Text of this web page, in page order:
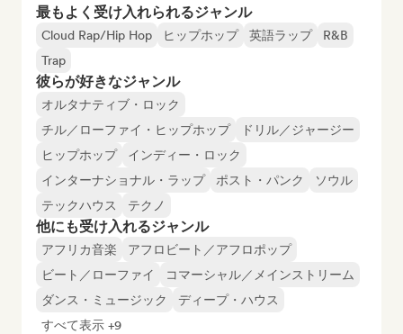
最もよく受け入れられるジャンル
Cloud Rap/Hip Hop ヒップホップ 英語ラップ
R&B
Trap
彼らが好きなジャンル
オルタナティブ・ロック
チル／ローファイ・ヒップホップ
ドリル／ジャージー
ヒップホップ
インディー・ロック
インターナショナル・ラップ
ポスト・パンク
ソウル
テックハウス
テクノ
他にも受け入れるジャンル
アフリカ音楽
アフロビート／アフロポップ
ビート／ローファイ
コマーシャル／メインストリーム
ダンス・ミュージック
ディープ・ハウス
すべて表示 +9